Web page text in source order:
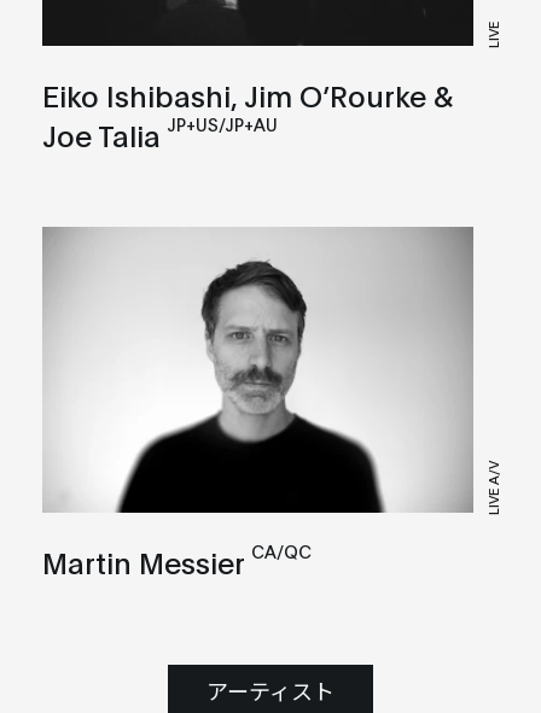
LIVE
Eiko Ishibashi, Jim O’Rourke &
Joe Talia JP+US/JP+AU
LIVE A/V
Martin Messier CA/QC
アーティスト